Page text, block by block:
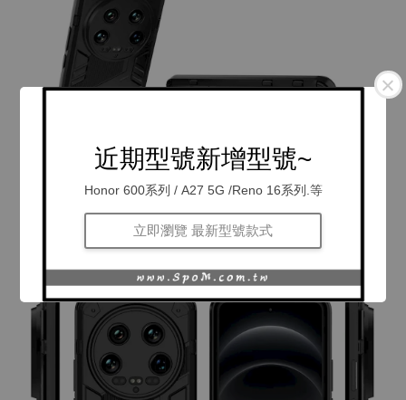
近期型號新增型號~
Honor 600系列 / A27 5G /Reno 16系列.等
立即瀏覽 最新型號款式